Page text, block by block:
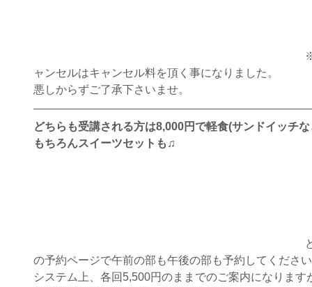
ャンセルはキャンセル料を頂く事になりました。
悪しからずご了承下さいませ。
どちらも受講される方は8,000円で軽食(サンドイッチ
もちろんスイーツセットも♫
の予約ページで午前の部も午後の部も予約してくださ
システム上、各回5,500円のままでのご案内になりま